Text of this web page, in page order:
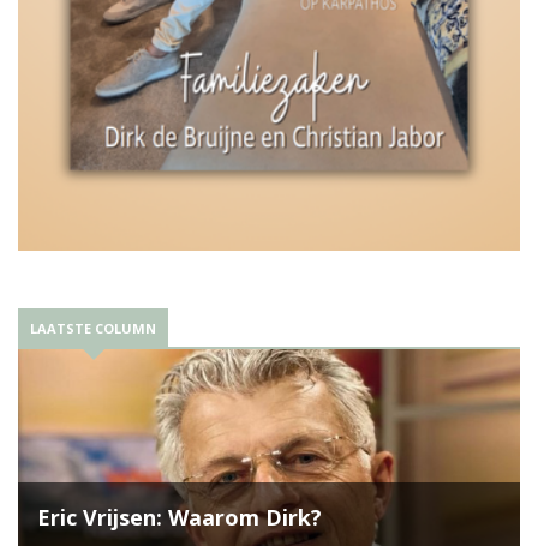
LAATSTE COLUMN
Eric Vrijsen: Waarom Dirk?